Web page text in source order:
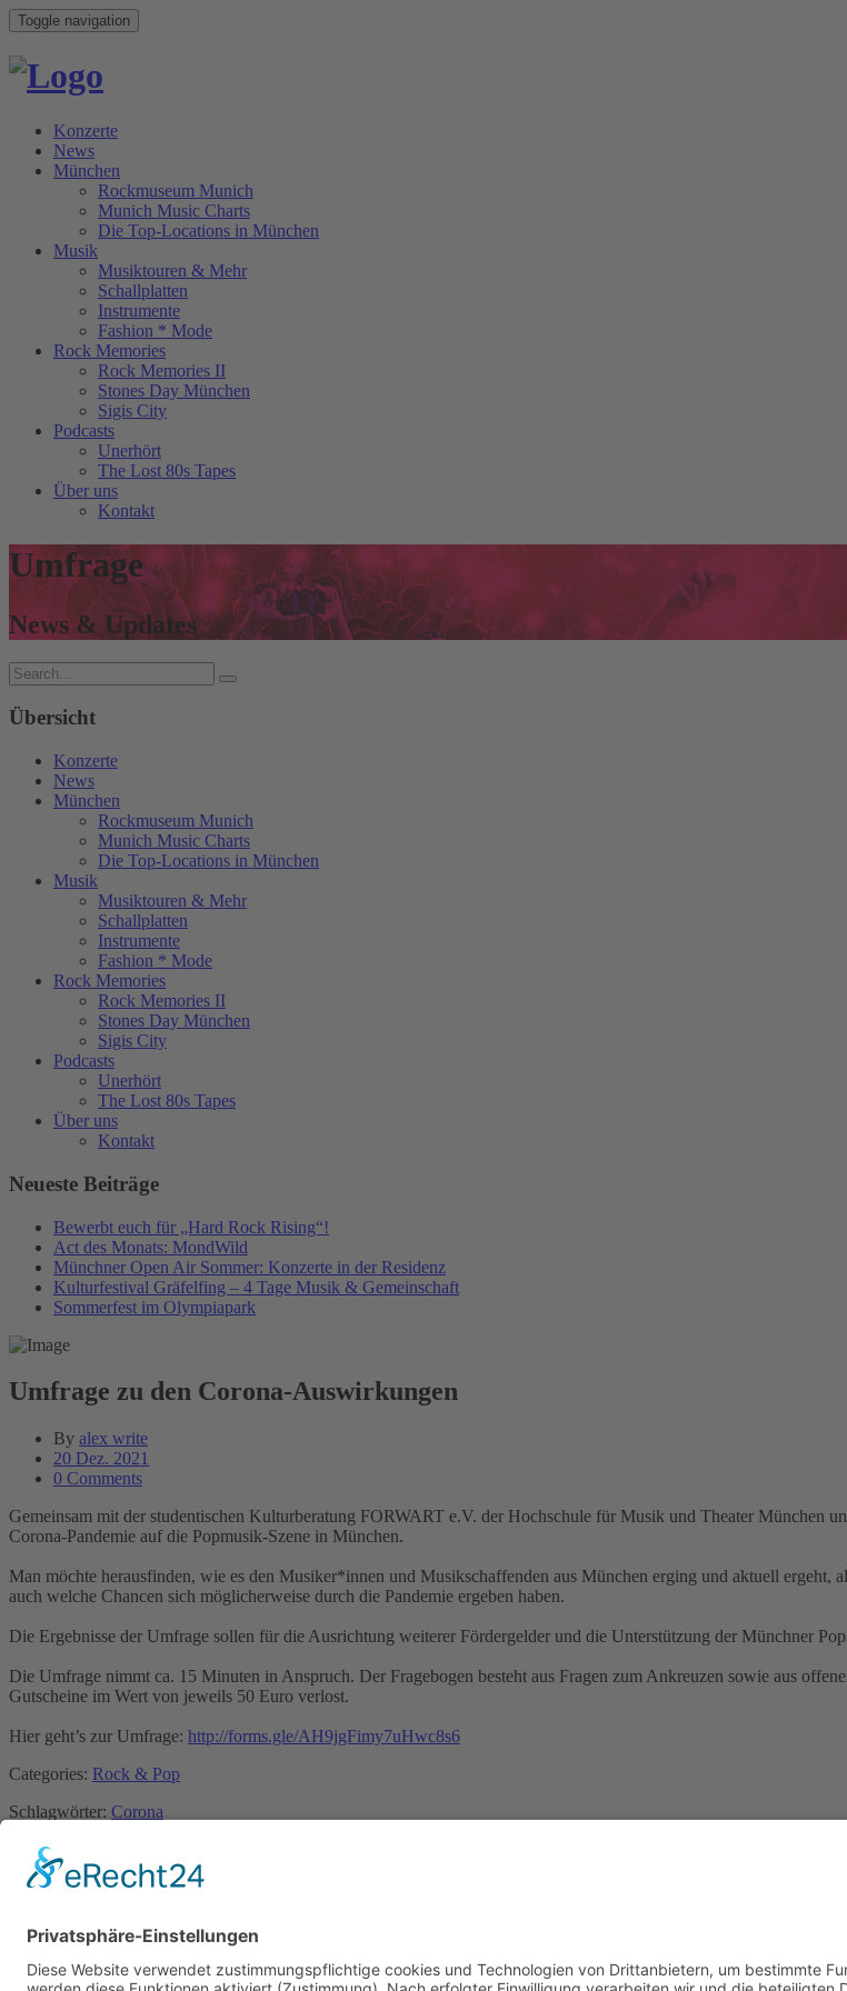
Toggle navigation
Konzerte
News
München
Rockmuseum Munich
Munich Music Charts
Die Top-Locations in München
Musik
Musiktouren & Mehr
Schallplatten
Instrumente
Fashion * Mode
Rock Memories
Rock Memories II
Stones Day München
Sigis City
Podcasts
Unerhört
The Lost 80s Tapes
Über uns
Kontakt
Umfrage
News & Updates
Übersicht
Konzerte
News
München
Rockmuseum Munich
Munich Music Charts
Die Top-Locations in München
Musik
Musiktouren & Mehr
Schallplatten
Instrumente
Fashion * Mode
Rock Memories
Rock Memories II
Stones Day München
Sigis City
Podcasts
Unerhört
The Lost 80s Tapes
Über uns
Kontakt
Neueste Beiträge
Bewerbt euch für „Hard Rock Rising“!
Act des Monats: MondWild
Münchner Open Air Sommer: Konzerte in der Residenz
Kulturfestival Gräfelfing – 4 Tage Musik & Gemeinschaft
Sommerfest im Olympiapark
Umfrage zu den Corona-Auswirkungen
By alex write
20 Dez. 2021
0 Comments
Gemeinsam mit der studentischen Kulturberatung FORWART e.V. der Hochschule für Musik und Theater München
Corona-Pandemie auf die Popmusik-Szene in München.
Man möchte herausfinden, wie es den Musiker*innen und Musikschaffenden aus München erging und aktuell
auch welche Chancen sich möglicherweise durch die Pandemie ergeben haben.
Die Ergebnisse der Umfrage sollen für die Ausrichtung weiterer Fördergelder und die Unterstützung der Münchner
Die Umfrage nimmt ca. 15 Minuten in Anspruch. Der Fragebogen besteht aus Fragen zum Ankreuzen sowie aus
Gutscheine im Wert von jeweils 50 Euro verlost.
Hier geht’s zur Umfrage: http://forms.gle/AH9jgFimy7uHwc8s6
Categories: Rock & Pop
Schlagwörter: Corona
Previous Post